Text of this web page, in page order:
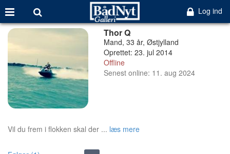
Log ind
Thor Q
Mand, 33 år, Østjylland
Oprettet: 23. jul 2014
Offline
Senest online: 11. aug 2024
Vil du frem i flokken skal der ... læs mere